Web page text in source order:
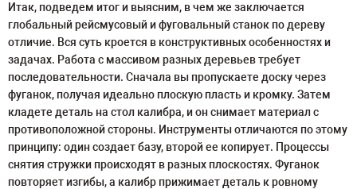
Итак, подведем итог и выясним, в чем же заключается
глобальный рейсмусовый и фуговальный станок по дереву
отличие. Вся суть кроется в конструктивных особенностях и
задачах. Работа с массивом разных деревьев требует
последовательности. Сначала вы пропускаете доску через
фуганок, получая идеально плоскую пласть и кромку. Затем
кладете деталь на стол калибра, и он снимает материал с
противоположной стороны. Инструменты отличаются по этому
принципу: один создает базу, второй ее копирует. Процессы
снятия стружки происходят в разных плоскостях. Фуганок
повторяет изгибы, а калибр прижимает деталь к ровному